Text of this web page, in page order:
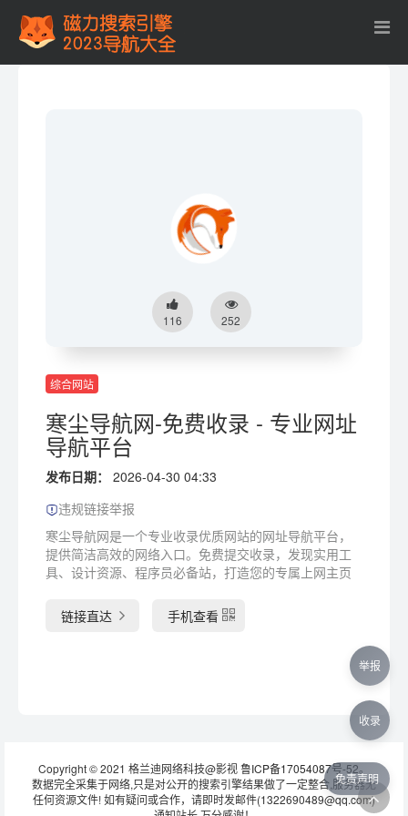
116 252
综合网站
寒尘导航网-免费收录 - 专业网址
导航平台
发布日期：
2026-04-30 04:33
违规链接举报
寒尘导航网是一个专业收录优质网站的网址导航平台，
提供简洁高效的网络入口。免费提交收录，发现实用工
具、设计资源、程序员必备站，打造您的专属上网主页
链接直达 手机查看
Copyright © 2021 格兰迪网络科技@影视鲁ICP备17054087号-52。
数据完全采集于网络,只是对公开的搜索引擎结果做了一定整合,服务器无
任何资源文件! 如有疑问或合作，请即时发邮件(1322690489@qq.com)
免责声明
举报
收录